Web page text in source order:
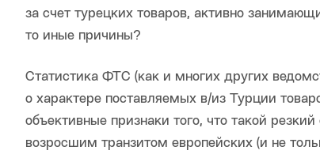
за счет турецких товаров, активно
то иные причины?
Статистика ФТС (как и многих других
о характере поставляемых в/из Турции
объективные признаки того, что такой
возросшим транзитом европейских (и не